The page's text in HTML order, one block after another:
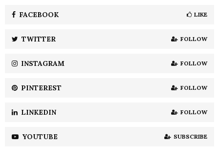
H
FACEBOOK LIKE
TWITTER FOLLOW
INSTAGRAM FOLLOW
PINTEREST FOLLOW
LINKEDIN FOLLOW
YOUTUBE SUBSCRIBE